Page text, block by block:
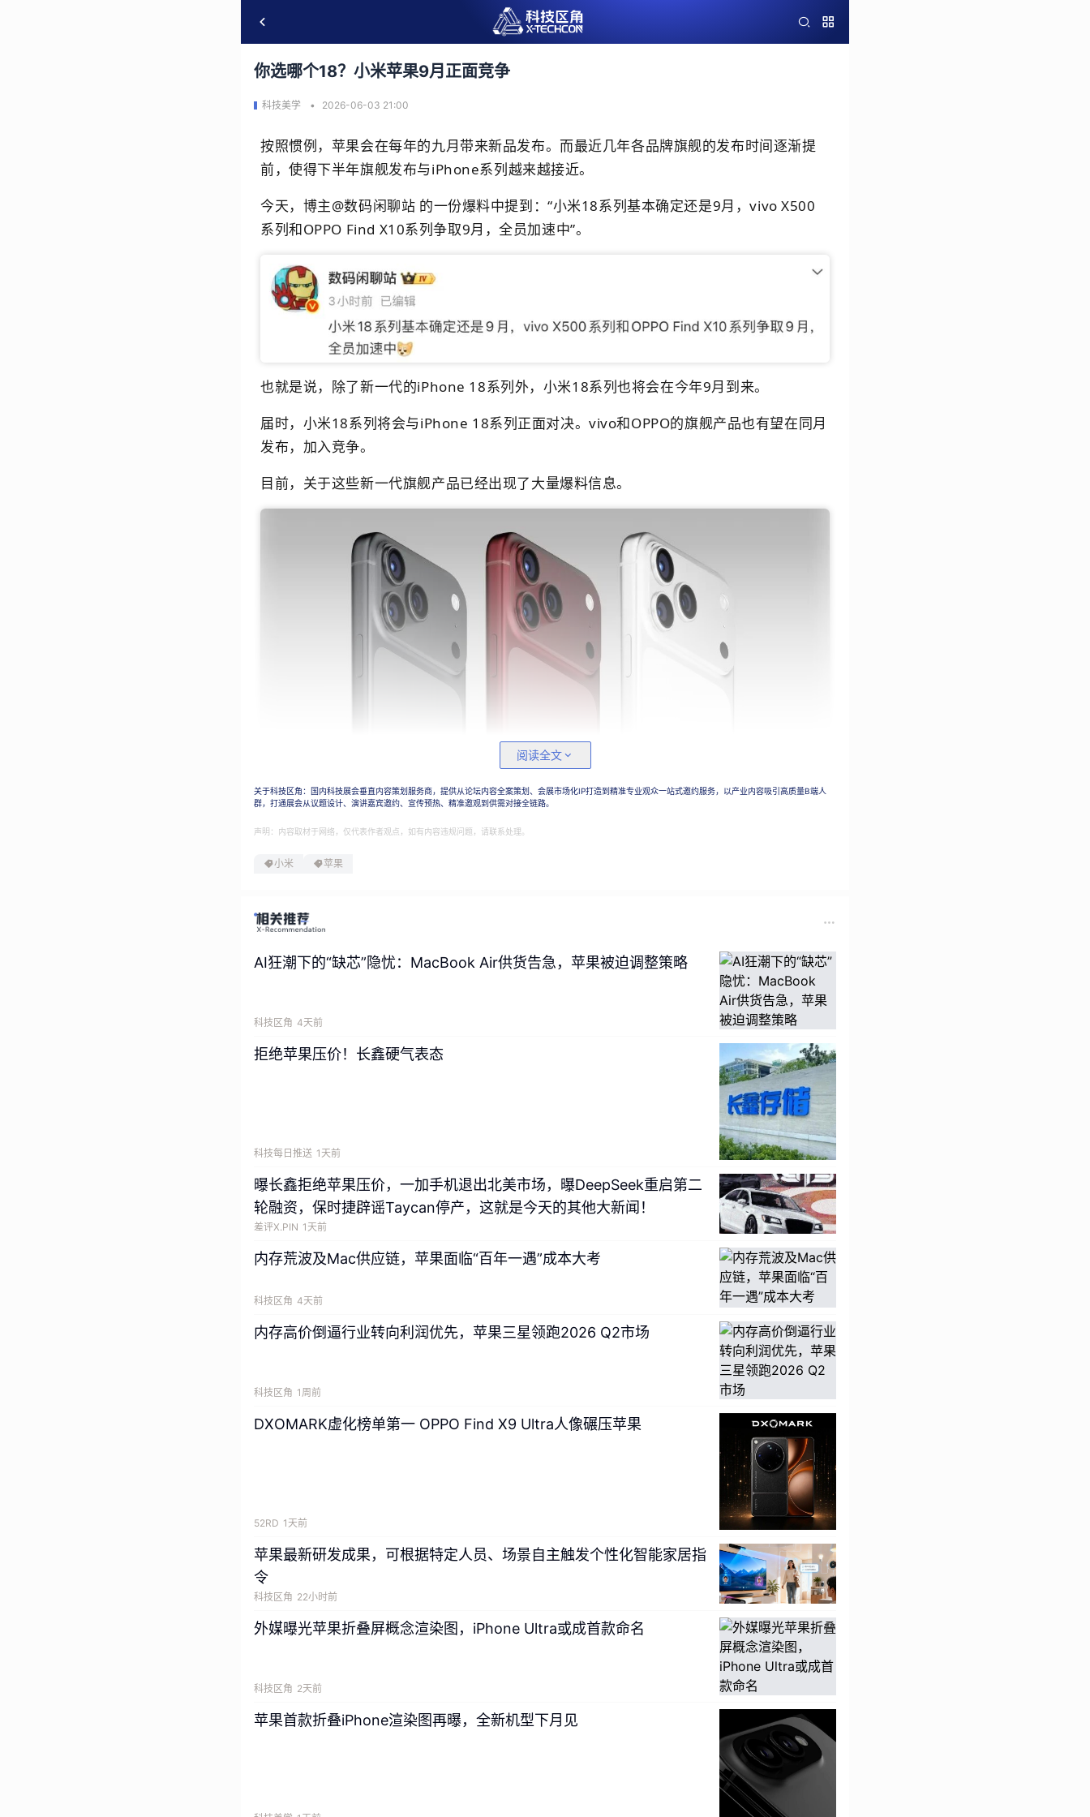
你选哪个18？小米苹果9月正面竞争
科技美学 2026-06-03 21:00
按照惯例，苹果会在每年的九月带来新品发布。而最近几年各品牌旗舰的发布时间逐渐提
前，使得下半年旗舰发布与iPhone系列越来越接近。
今天，博主@数码闲聊站 的一份爆料中提到：“小米18系列基本确定还是9月，vivo X500
系列和OPPO Find X10系列争取9月，全员加速中”。
也就是说，除了新一代的iPhone 18系列外，小米18系列也将会在今年9月到来。
届时，小米18系列将会与iPhone 18系列正面对决。vivo和OPPO的旗舰产品也有望在同月
发布，加入竞争。
目前，关于这些新一代旗舰产品已经出现了大量爆料信息。
5000mAh级别。
同时，iPhone 18 Pro系列还将推出全新的黑色、银色、樱桃色、浅蓝色四款配色。其中，
相关爆料显示，小米 18 Pro电池设定是7000mAh级别，配备高兼容百瓦有线充和无线
充，搭载超大底双2亿影像，有长焦微距，旗舰级ID设计。
小米18 Pro Max预计配备8000mAh级别电池，设定目标最大容量是8500mAh±，有百瓦
阅读全文
关于科技区角：国内科技展会垂直内容策划服务商，提供从论坛内容全案策划、会展市场化IP打造到精准专业观众一站式邀约服务，以产业内容吸引高质量B端人
群，打通展会从议题设计、演讲嘉宾邀约、宣传预热、精准邀观到供需对接全链路。
声明：内容取材于网络，仅代表作者观点，如有内容违规问题，请联系处理。
小米 苹果
AI狂潮下的“缺芯”隐忧：MacBook Air供货告急，苹果被迫调整策略
科技区角 4天前
拒绝苹果压价！长鑫硬气表态
科技每日推送 1天前
曝长鑫拒绝苹果压价，一加手机退出北美市场，曝DeepSeek重启第二
轮融资，保时捷辟谣Taycan停产，这就是今天的其他大新闻！
差评X.PIN 1天前
内存荒波及Mac供应链，苹果面临“百年一遇”成本大考
科技区角 4天前
内存高价倒逼行业转向利润优先，苹果三星领跑2026 Q2市场
科技区角 1周前
DXOMARK虚化榜单第一 OPPO Find X9 Ultra人像碾压苹果
52RD 1天前
苹果最新研发成果，可根据特定人员、场景自主触发个性化智能家居指
令
科技区角 22小时前
外媒曝光苹果折叠屏概念渲染图，iPhone Ultra或成首款命名
科技区角 2天前
苹果首款折叠iPhone渲染图再曝，全新机型下月见